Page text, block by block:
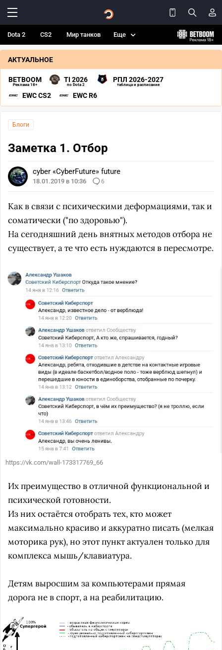
Dota 2 CS2 Мир танков Еще
АКТУАЛЬНОЕ
BETBOOM
Реклама 18+
TI 2026
по Dota 2
РПЛ 2026-2027
таблица и расписание
EWC CS2 EWC R6
Блоги
Заметка 1. Отбор
cyber «CyberFuture» future
18.01.2019 в 10:36 6
Как в связи с психическими деформациями, так и
соматически ("по здоровью").
На сегодняшний день внятных методов отбора не
существует, а те что есть нуждаются в пересмотре.
https://vk.com/wall-173317769_66
Их преимущество в отличной функциональной и
психической готовности.
Из них остаётся отобрать тех, кто может
максимально красиво и аккуратно писать (мелкая
моторика рук), но этот пункт актуален только для
комплекса мышь/клавиатура.
Детям выросшим за компьютерами прямая
дорога не в спорт, а на реабилитацию.